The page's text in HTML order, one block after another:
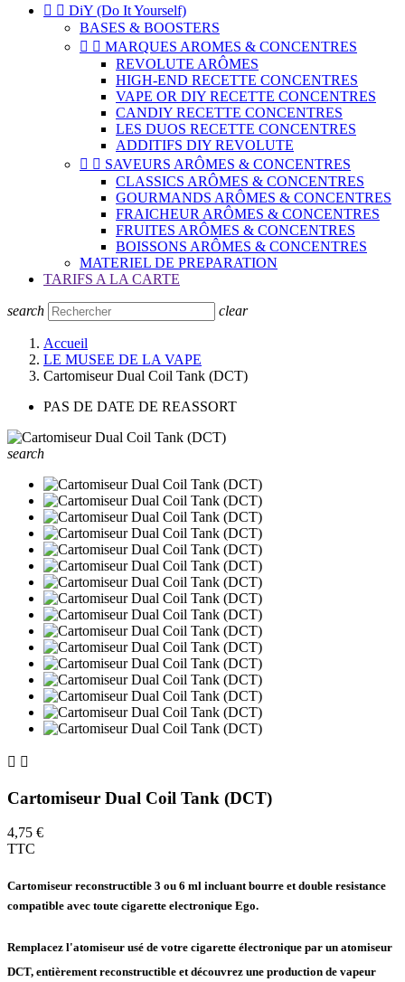
  DiY (Do It Yourself)
BASES & BOOSTERS
  MARQUES AROMES & CONCENTRES
REVOLUTE ARÔMES
HIGH-END RECETTE CONCENTRES
VAPE OR DIY RECETTE CONCENTRES
CANDIY RECETTE CONCENTRES
LES DUOS RECETTE CONCENTRES
ADDITIFS DIY REVOLUTE
  SAVEURS ARÔMES & CONCENTRES
CLASSICS ARÔMES & CONCENTRES
GOURMANDS ARÔMES & CONCENTRES
FRAICHEUR ARÔMES & CONCENTRES
FRUITES ARÔMES & CONCENTRES
BOISSONS ARÔMES & CONCENTRES
MATERIEL DE PREPARATION
TARIFS A LA CARTE
search clear
Accueil
LE MUSEE DE LA VAPE
Cartomiseur Dual Coil Tank (DCT)
PAS DE DATE DE REASSORT
search
 
Cartomiseur Dual Coil Tank (DCT)
4,75 €
TTC
Cartomiseur reconstructible 3 ou 6 ml incluant bourre et double resistance
compatible avec toute cigarette electronique Ego.
Remplacez l'atomiseur usé de votre cigarette électronique par un atomiseur
DCT, entièrement reconstructible et découvrez une production de vapeur